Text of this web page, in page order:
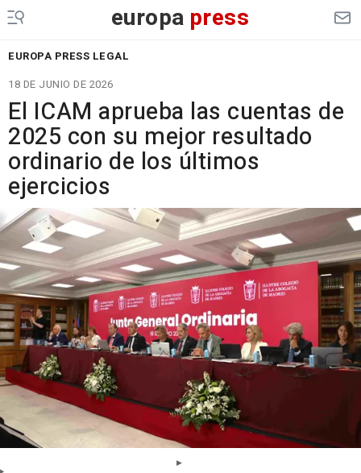
europa press
EUROPA PRESS LEGAL
18 DE JUNIO DE 2026
El ICAM aprueba las cuentas de
2025 con su mejor resultado
ordinario de los últimos
ejercicios